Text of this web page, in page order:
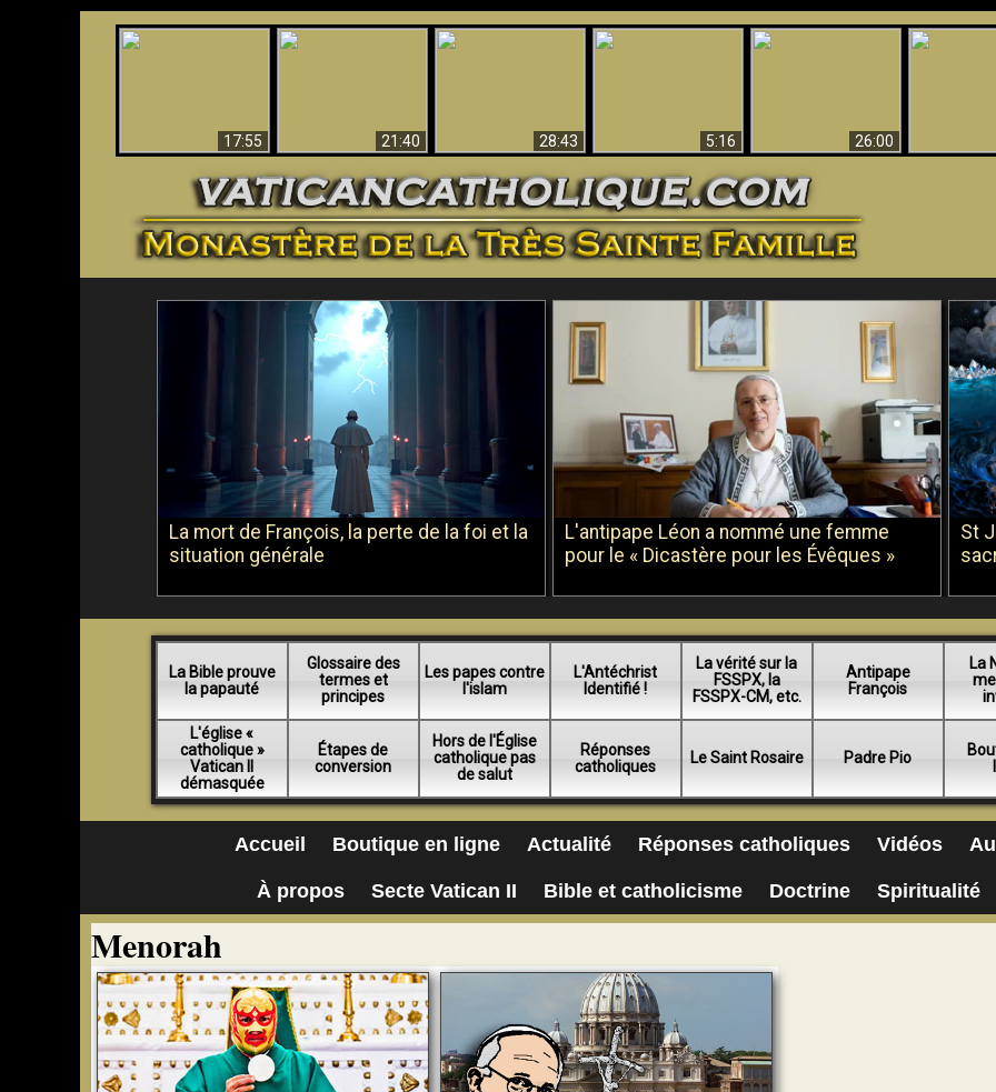
17:55
21:40
28:43
5:16
26:00
La mort de François, la perte de la foi et la
situation générale
L'antipape Léon a nommé une femme
pour le « Dicastère pour les Évêques »
St
La Bible prouve
la papauté
Glossaire des
termes et
principes
Les papes contre
l'islam
L'Antéchrist
Identifié !
La vérité sur la
FSSPX, la
FSSPX-CM, etc.
Antipape
François
La
L'église «
catholique »
Vatican II
démasquée
Étapes de
conversion
Hors de l'Église
catholique pas
de salut
Réponses
catholiques
Le Saint Rosaire Padre Pio
Accueil Boutique en ligne Actualité Réponses catholiques Vidéos
À propos Secte Vatican II Bible et catholicisme Doctrine Spiritualité
Menorah